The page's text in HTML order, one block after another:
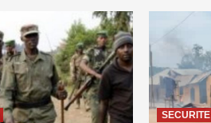
SECURITE